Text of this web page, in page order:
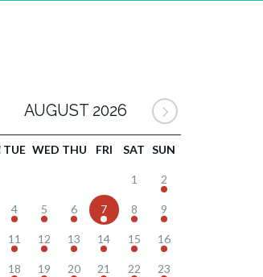
AUGUST 2026
TUE WED THU FRI SAT SUN
1 2
4 5 6 7 8 9
11 12 13 14 15 16
18 19 20 21 22 23